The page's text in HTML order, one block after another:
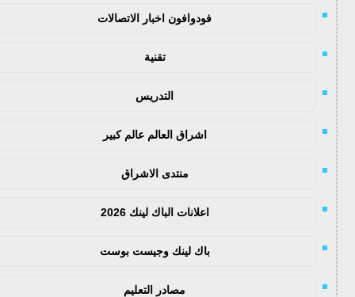
فودوافون اخبار الاتصالات
تقنية
التدريس
اشراق العالم عالم كبير
منتدى الاشراق
اعلانات الباك لينك 2026
باك لينك وجيست بوست
مصادر التعليم